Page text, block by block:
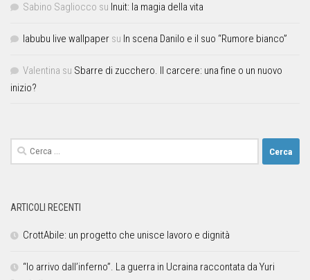
Sabino Sagliocco su Inuit: la magia della vita
labubu live wallpaper su In scena Danilo e il suo “Rumore bianco”
Valentina su Sbarre di zucchero. Il carcere: una fine o un nuovo
inizio?
ARTICOLI RECENTI
CrottAbile: un progetto che unisce lavoro e dignità
“Io arrivo dall’inferno”. La guerra in Ucraina raccontata da Yuri